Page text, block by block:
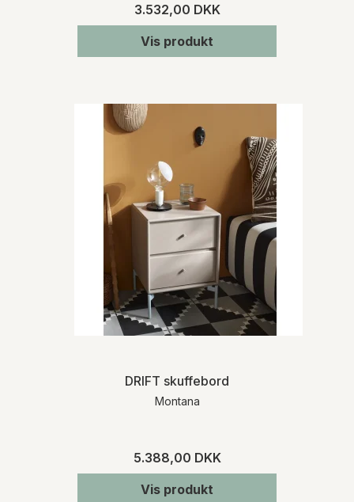
3.532,00 DKK
Vis produkt
DRIFT skuffebord
Montana
5.388,00 DKK
Vis produkt